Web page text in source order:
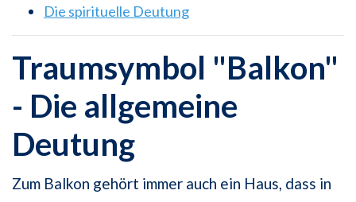
Die spirituelle Deutung
Traumsymbol "Balkon"
- Die allgemeine
Deutung
Zum Balkon gehört immer auch ein Haus, dass in